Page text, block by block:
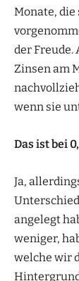
Monate,
der Freude.
Zinsen am
wenn sie
Das ist bei
Ja,
angelegt
weniger,
welche wir